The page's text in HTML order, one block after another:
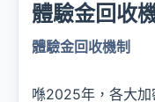
體驗金回收
體驗金回收機制
喺2025年，各大加